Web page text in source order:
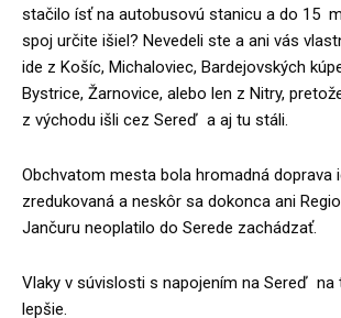
stačilo ísť na autobusovú stanicu a do 15
spoj určite išiel? Nevedeli ste a ani vás
ide z Košíc, Michaloviec, Bardejovských
Bystrice, Žarnovice, alebo len z Nitry,
z východu išli cez Sereď a aj tu stáli.
Obchvatom mesta bola hromadná doprava
zredukovaná a neskôr sa dokonca ani
Jančuru neoplatilo do Serede zachádzať.
Vlaky v súvislosti s napojením na Sereď na
lepšie.